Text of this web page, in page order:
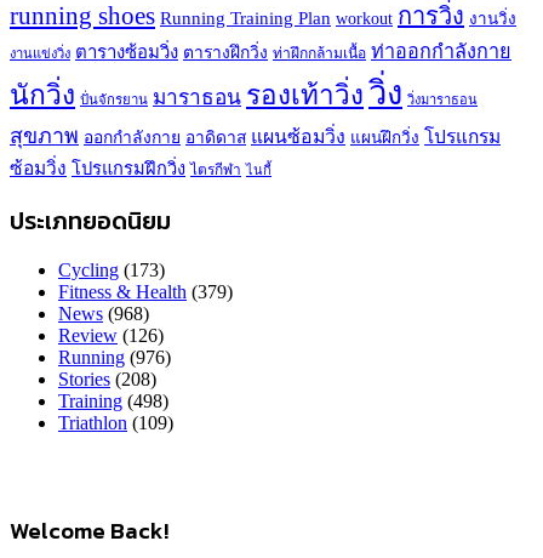
running shoes Running Training Plan workout การวิ่ง งานวิ่ง
งานแข่งวิ่ง ตารางซ้อมวิ่ง ตารางฝึกวิ่ง ท่าฝึกกล้ามเนื้อ ท่าออกกำลังกาย
นักวิ่ง ปั่นจักรยาน มาราธอน รองเท้าวิ่ง วิ่ง วิ่งมาราธอน
สุขภาพ ออกกำลังกาย อาดิดาส แผนซ้อมวิ่ง แผนฝึกวิ่ง โปรแกรม
ซ้อมวิ่ง โปรแกรมฝึกวิ่ง ไตรกีฬา ไนกี้
ประเภทยอดนิยม
Cycling (173)
Fitness & Health (379)
News (968)
Review (126)
Running (976)
Stories (208)
Training (498)
Triathlon (109)
Welcome Back!